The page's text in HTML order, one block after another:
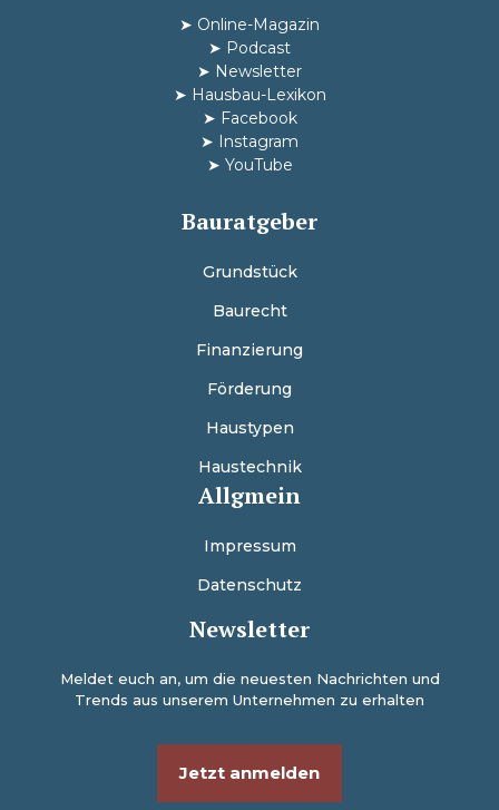
➤ Online-Magazin
➤ Podcast
➤ Newsletter
➤ Hausbau-Lexikon
➤ Facebook
➤ Instagram
➤ YouTube
Bauratgeber
Grundstück
Baurecht
Finanzierung
Förderung
Haustypen
Haustechnik
Allgmein
Impressum
Datenschutz
Newsletter
Meldet euch an, um die neuesten Nachrichten und
Trends aus unserem Unternehmen zu erhalten
Jetzt anmelden